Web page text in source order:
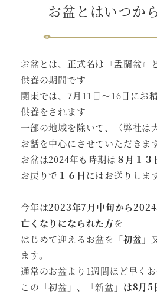
お盆とはいつか
お盆とは、正式名は『盂蘭盆』
供養の期間です
関東では、7月11日～16日にお
供養をされます
一部の地域を除いて、（弊社は
お話を中心にさせていただきま
お盆は2024年も時期は ８月１３
お戻りで １６日 にはお送りします
今年は2023年7月中旬から
亡くなりになられた方を
はじめて迎えるお盆を「初盆」
ます。
通常のお盆より1週間ほど早くお
この「初盆」、「新盆」 は8月5